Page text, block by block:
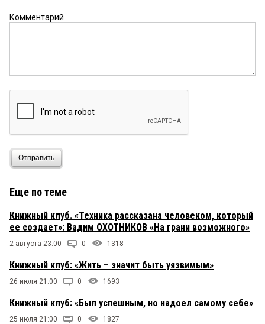
Комментарий
Отправить
Еще по теме
Книжный клуб. «Техника рассказана человеком, который
ее создает»: Вадим ОХОТНИКОВ «На грани возможного»
2 августа 23:00 0 1318
Книжный клуб: «Жить – значит быть уязвимым»
26 июля 21:00 0 1693
Книжный клуб: «Был успешным, но надоел самому себе»
25 июля 21:00 0 1827